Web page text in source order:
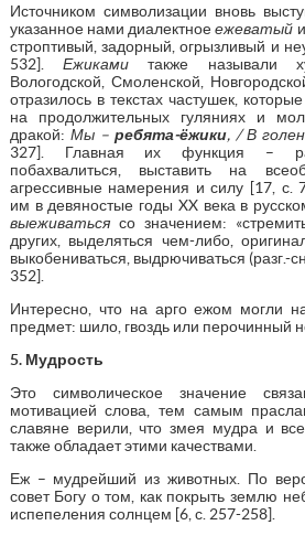
Источником символизации вновь
указанное нами диалектноеежеватый
строптивый, задорный, огрызливый и
532]. Ежиками также называли
Вологодской, Смоленской,
отразилось в текстах частушек,
на продолжительных гуляниях и
дракой: Мы – ребята-ёжики, / В
327]. Главная их функция –
побахвалиться, выставить на
агрессивные намерения и силу [17, с.
им в девяностые годы XX века в
выеживатьсясо значением:
других, выделяться чем-либо,
выкобениваться, выдрючиваться (разг.-
352].
Интересно, что на арго ежом могли
предмет: шило, гвоздь или перочинный
5. Мудрость
Это символическое значение
мотивацией слова, тем самым
славяне верили, что змея мудра и
также обладает этими качествами.
Еж – мудрейший из животных. По
совет Богу о том, как покрыть землю
испепеления солнцем [6, с. 257-258].